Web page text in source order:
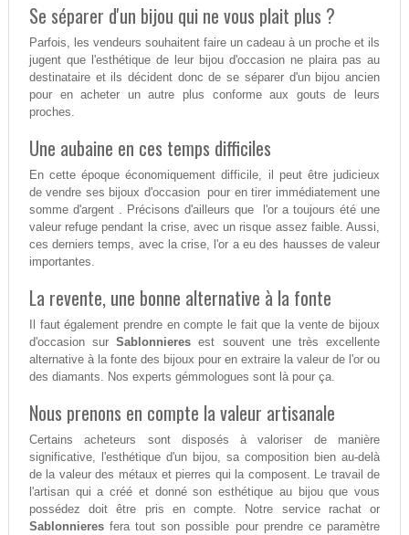
Se séparer d'un bijou qui ne vous plait plus ?
Parfois, les vendeurs souhaitent faire un cadeau à un proche et ils
jugent que l'esthétique de leur bijou d'occasion ne plaira pas au
destinataire et ils décident donc de se séparer d'un bijou ancien
pour en acheter un autre plus conforme aux gouts de leurs
proches.
Une aubaine en ces temps difficiles
En cette époque économiquement difficile, il peut être judicieux
de vendre ses bijoux d'occasion pour en tirer immédiatement une
somme d'argent . Précisons d'ailleurs que l'or a toujours été une
valeur refuge pendant la crise, avec un risque assez faible. Aussi,
ces derniers temps, avec la crise, l'or a eu des hausses de valeur
importantes.
La revente, une bonne alternative à la fonte
Il faut également prendre en compte le fait que la vente de bijoux
d'occasion surSablonnieres est souvent une très excellente
alternative à la fonte des bijoux pour en extraire la valeur de l'or ou
des diamants. Nos experts gémmologues sont là pour ça.
Nous prenons en compte la valeur artisanale
Certains acheteurs sont disposés à valoriser de manière
significative, l'esthétique d'un bijou, sa composition bien au-delà
de la valeur des métaux et pierres qui la composent. Le travail de
l'artisan qui a créé et donné son esthétique au bijou que vous
possédez doit être pris en compte. Notre service rachat or
Sablonnieresfera tout son possible pour prendre ce paramètre